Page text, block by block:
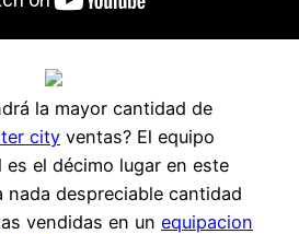
la mayor cantidad de
city ventas? El equipo
el décimo lugar en este
nada despreciable cantidad
vendidas en un equipacion